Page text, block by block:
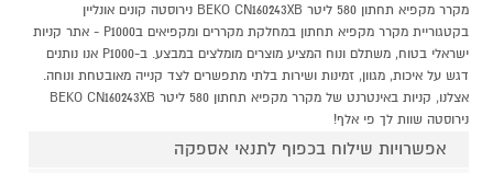
מקרר מקפיא תחתון 580 ליטר BEKO CN160243XB נירוסטה קונים אונליין
בקטגוריית מקרר מקפיא תחתון במחלקת מקררים ומקפיאים בP1000 - אתר קניות
ישראלי בטוח, משתלם ונוח המציע מוצרים מומלצים במבצע. ב-P1000 אנו נותנים
דגש על איכות, מגוון, זמינות ושירות בלתי מתפשרים לצד קנייה מאובטחת ונוחה.
אצלנו, קניות באינטרנט של מקרר מקפיא תחתון 580 ליטר BEKO CN160243XB
נירוסטה שוות לך פי אלף!
אפשרויות שילוח בכפוף לתנאי אספקה